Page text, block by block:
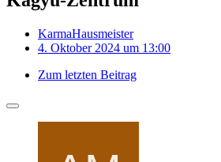
KarmaHausmeister
4. Oktober 2024 um 13:00
Zum letzten Beitrag